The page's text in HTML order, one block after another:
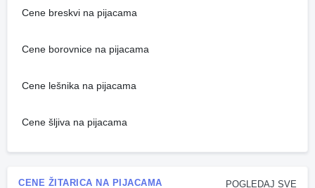
Cene breskvi na pijacama
Cene borovnice na pijacama
Cene lešnika na pijacama
Cene šljiva na pijacama
POGLEDAJ SVE
CENE ŽITARICA NA PIJACAMA